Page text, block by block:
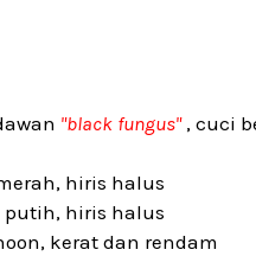
"black fungus", cuci
hiris halus
putih, hiris halus
kerat dan rendam